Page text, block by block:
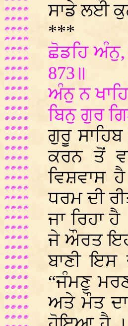
ਸਾਡੇ ਲਈ
***
ਛੋਡਹਿ
873॥
ਅੰਨੁ ਨ
ਬਿਨੁ ਗੁਰ
ਗੁਰੂ
ਕਰਨ ਤੋਂ
ਵਿਸ਼ਵਾਸ
ਧਰਮ ਦੀ
ਜਾ ਰਿਹਾ
ਜੇ ਔਰਤ ਇਹ
ਬਾਣੀ ਇਸ
“ਜੰਮਣੁ
ਅਤੇ ਮੌਤ